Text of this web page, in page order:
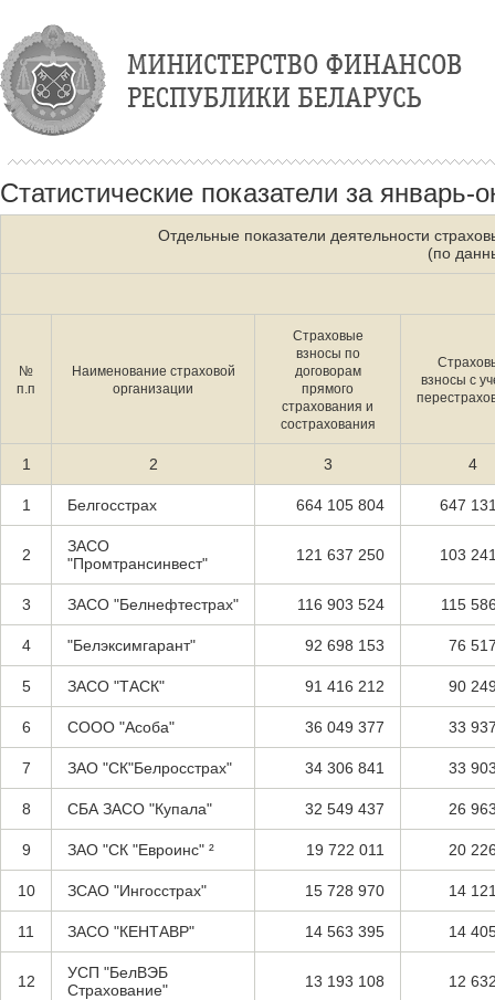
Статистические показатели за январь-
Отдельные показатели деятельности
(по
№
п.п
Наименование страховой
организации
Страховые
взносы по
договорам
прямого
страхования и
сострахования
взносы с
1 2 3 4
1 Белгосстрах 664 105 804 647
2
ЗАСО
"Промтрансинвест"
121 637 250 103
3 ЗАСО "Белнефтестрах" 116 903 524 115
4 "Белэксимгарант" 92 698 153 76
5 ЗАСО "ТАСК" 91 416 212 90
6 СООО "Асоба" 36 049 377 33
7 ЗАО "СК"Белросстрах" 34 306 841 33
8 СБА ЗАСО "Купала" 32 549 437 26
9 ЗАО "СК "Евроинс" ² 19 722 011 20
10 ЗСАО "Ингоcстрах" 15 728 970 14
11 ЗАСО "КЕНТАВР" 14 563 395 14
12
УСП "БелВЭБ
Страхование"
13 193 108 12